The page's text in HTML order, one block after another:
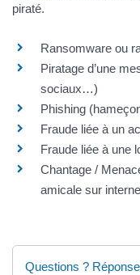
piraté.
Ransomware ou
Piratage d’une
sociaux…)
Phishing
Fraude liée à un
Fraude liée à une
Chantage /
amicale sur
Questions ?